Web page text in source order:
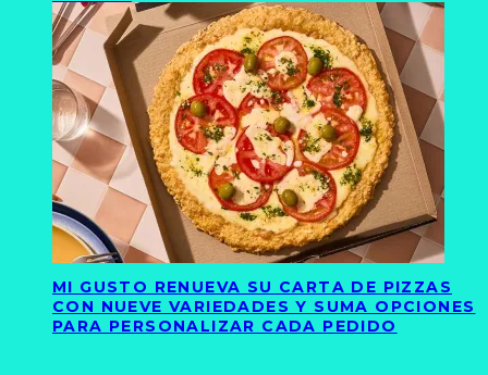
MI GUSTO RENUEVA SU CARTA DE PIZZAS
CON NUEVE VARIEDADES Y SUMA OPCIONES
PARA PERSONALIZAR CADA PEDIDO